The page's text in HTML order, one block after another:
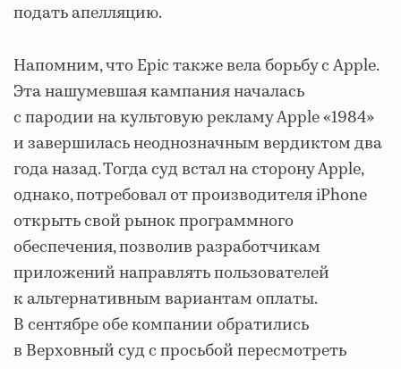
подать апелляцию.
Напомним, что Epic также вела борьбу с Apple.
Эта нашумевшая кампания началась
с пародии на культовую рекламу Apple «1984»
и завершилась неоднозначным вердиктом два
года назад. Тогда суд встал на сторону Apple,
однако, потребовал от производителя iPhone
открыть свой рынок программного
обеспечения, позволив разработчикам
приложений направлять пользователей
к альтернативным вариантам оплаты.
В сентябре обе компании обратились
в Верховный суд с просьбой пересмотреть